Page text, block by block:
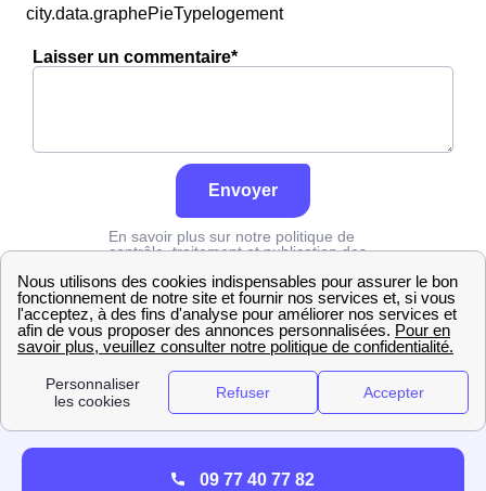
city.data.graphePieTypelogement
Laisser un commentaire*
Envoyer
En savoir plus sur notre politique de
contrôle, traitement et publication des
Edf Yonne Neuvy-Sautour
09 77 40 77 82